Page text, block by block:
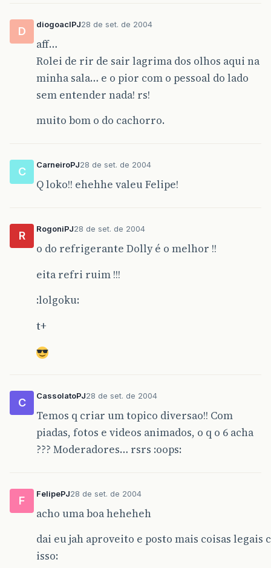
D
diogoaclPJ28 de set. de 2004
aff…
Rolei de rir de sair lagrima dos olhos aqui na
minha sala… e o pior com o pessoal do lado
sem entender nada! rs!
muito bom o do cachorro.
C
CarneiroPJ28 de set. de 2004
Q loko!! ehehhe valeu Felipe!
R
RogoniPJ28 de set. de 2004
o do refrigerante Dolly é o melhor !!
eita refri ruim !!!
:lolgoku:
t+
C
CassolatoPJ28 de set. de 2004
Temos q criar um topico diversao!! Com
piadas, fotos e videos animados, o q o 6 acha
??? Moderadores… rsrs :oops:
F
FelipePJ28 de set. de 2004
acho uma boa heheheh
dai eu jah aproveito e posto mais coisas legais
isso: